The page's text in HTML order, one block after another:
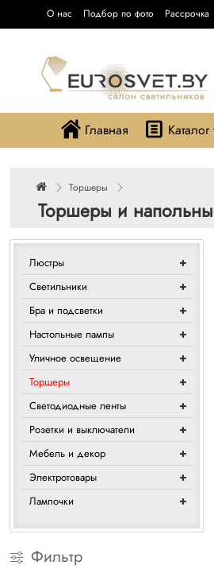
О нас Подбор по фото Рассрочка
Главная
Торшеры
Торшеры и
Люстры
Светильники
Бра и подсветки
Настольные лампы
Уличное освещение
Торшеры
Светодиодные ленты
Розетки и выключатели
Мебель и декор
Электротовары
Лампочки
Фильтр